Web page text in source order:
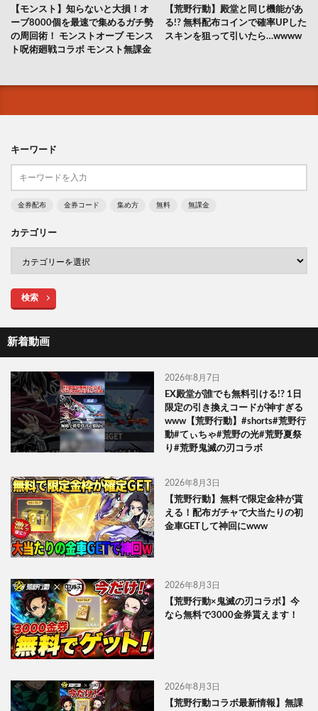
【モンスト】知らないと大損！オ
ーブ8000個を最速で集めるガチ勢
の周回術！ モンストオーブ モンス
ト呪術廻戦コラボ モンスト無課金
【荒野行動】殿堂と同じ機能があ
る!? 無料配布コインで確率UPした
スキンを狙って引いたら…wwww
キーワード
金券配布 金券コード 集め方 無料 無課金
カテゴリー
検索
新着動画
2026年8月7日
EX殿堂が誰でも無料引ける!? 1日
限定の引き換えコードが神すぎる
www【荒野行動】#shorts#荒野行
動#てぃちゃ#荒野の光#荒野夏祭
り#荒野鬼滅の刃コラボ
2026年8月3日
【荒野行動】無料で限定金枠が貰
える！配布ガチャで大当たりの初
金車GETして神回にwww
2026年8月3日
【荒野行動×鬼滅の刃コラボ】今
なら無料で3000金券貰えます！
2026年8月3日
【荒野行動コラボ最新情報】無課